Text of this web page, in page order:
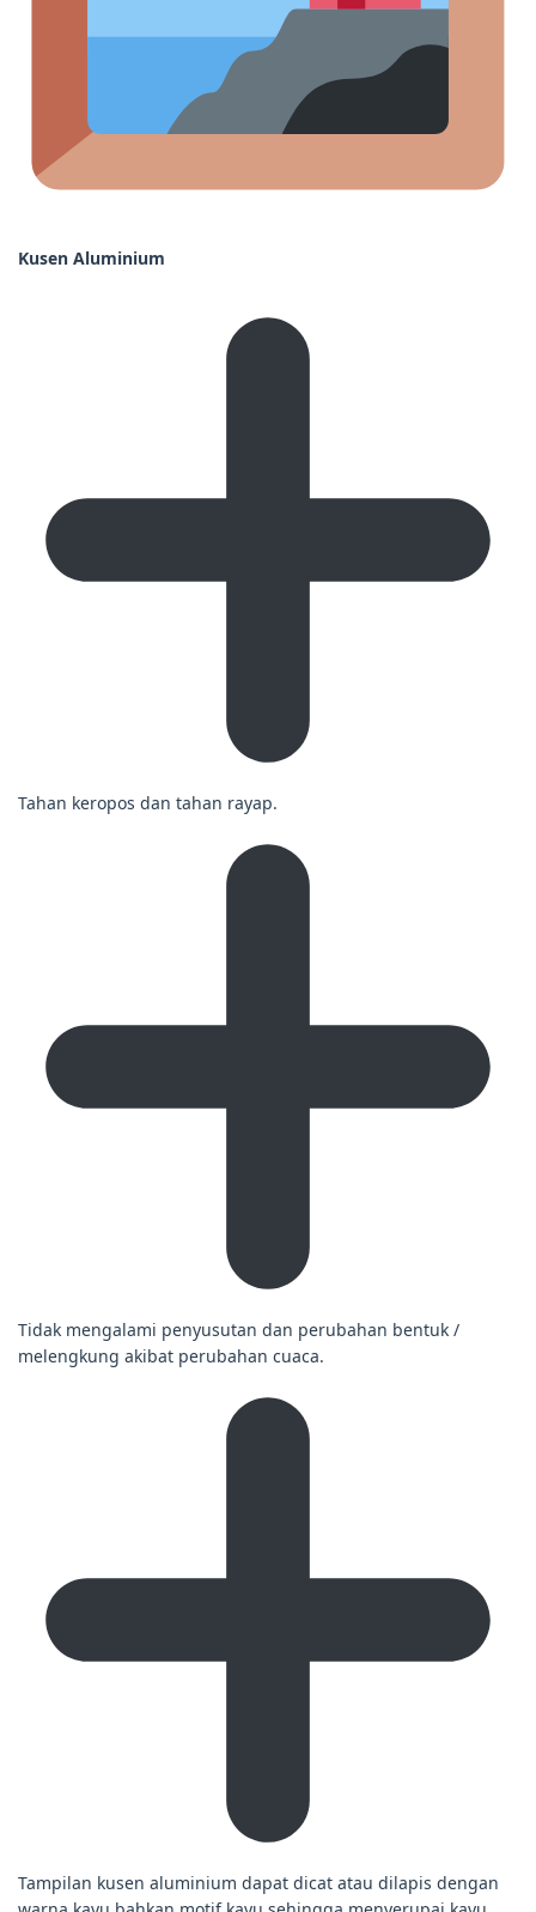
Kusen Aluminium
Tahan keropos dan tahan rayap.
Tidak mengalami penyusutan dan perubahan bentuk /
melengkung akibat perubahan cuaca.
Tampilan kusen aluminium dapat dicat atau dilapis dengan